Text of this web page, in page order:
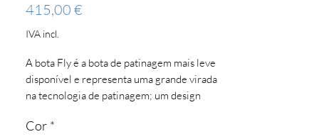
415,00 €
IVA incl.
A bota Fly é a bota de patinagem mais leve
disponível e representa uma grande virada
na tecnologia de patinagem; um design
gostam de vencer.
Cor *